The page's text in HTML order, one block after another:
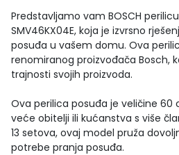
Predstavljamo vam BOSCH
SMV46KX04E, koja je izvrsno
posuđa u vašem domu. Ova
renomiranog proizvođača Bosch,
trajnosti svojih proizvoda.
Ova perilica posuđa je veličine 60
veće obitelji ili kućanstva s više
13 setova, ovaj model pruža
potrebe pranja posuđa.